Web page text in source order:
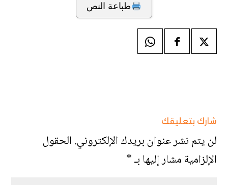
طباعة النص
شارك بتعليقك
لن يتم نشر عنوان بريدك الإلكتروني.الحقول
الإلزامية مشار إليها بـ*